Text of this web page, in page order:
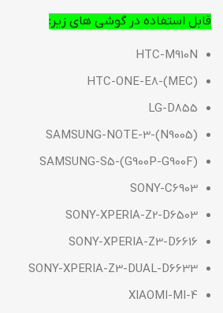
قابل استفاده در گوشی های زیر:
HTC-M910N
HTC-ONE-E8-(MEC)
LG-D855
SAMSUNG-NOTE-3-(N9005)
SAMSUNG-S5-(G900P-G900F)
SONY-C6903
SONY-XPERIA-Z2-D6503
SONY-XPERIA-Z3-D6616
SONY-XPERIA-Z3-DUAL-D6633
XIAOMI-MI-4